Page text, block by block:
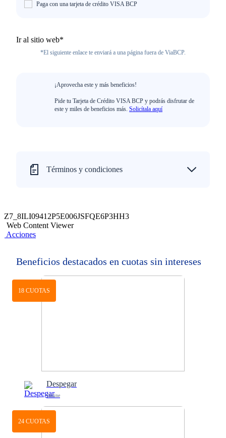
Paga con una tarjeta de crédito VISA BCP
Ir al sitio web*
*El siguiente enlace te enviará a una página fuera de ViaBCP.
¡Aprovecha este y más beneficios!
Pide tu Tarjeta de Crédito VISA BCP y podrás disfrutar de
este y miles de beneficios más. Solicítala aquí
Términos y condiciones
Z7_8ILI09412P5E006JSFQE6P3HH3
Web Content Viewer
Acciones
Beneficios destacados en cuotas sin intereses
18 CUOTAS
Despegar
Online
24 CUOTAS